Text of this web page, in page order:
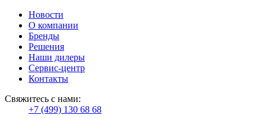
Новости
О компании
Бренды
Решения
Наши дилеры
Сервис-центр
Контакты
Свяжитесь с нами:
+7 (499) 130 68 68